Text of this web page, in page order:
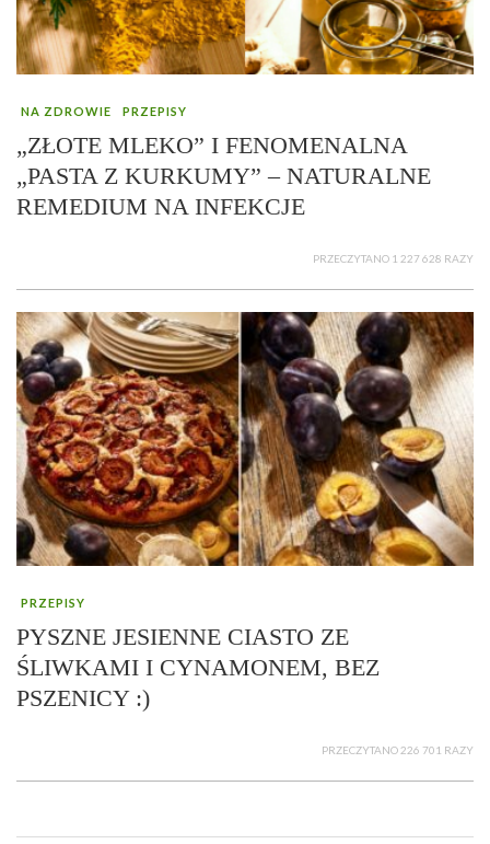
NA ZDROWIE PRZEPISY
„ZŁOTE MLEKO” I FENOMENALNA
„PASTA Z KURKUMY” – NATURALNE
REMEDIUM NA INFEKCJE
PRZECZYTANO 1 227 628 RAZY
PRZEPISY
PYSZNE JESIENNE CIASTO ZE
ŚLIWKAMI I CYNAMONEM, BEZ
PSZENICY :)
PRZECZYTANO 226 701 RAZY